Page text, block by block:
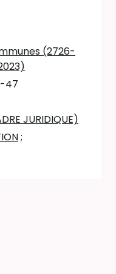
(2726-
47
JURIDIQUE)
;